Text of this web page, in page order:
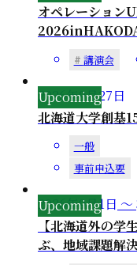
オペレーション
講演会
2026年9月27日
北海道大学創基
一般
事前申込要
2026年9月1日 ～
【北海道外の学
ぶ、地域課題解